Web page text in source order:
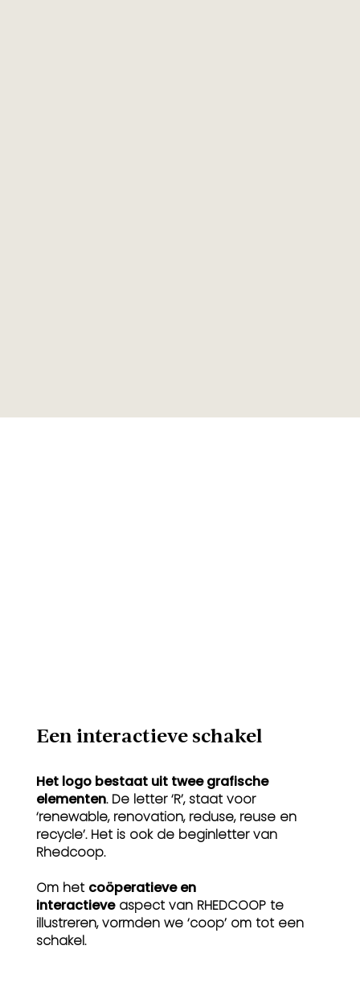
Een interactieve schakel
Het logo bestaat uit twee grafische
elementen. De letter ‘R’, staat voor
‘renewable, renovation, reduse, reuse en
recycle’. Het is ook de beginletter van
Rhedcoop.
Om het coöperatieve en
interactieveaspect van RHEDCOOP te
illustreren, vormden we ‘coop’ om tot een
schakel.